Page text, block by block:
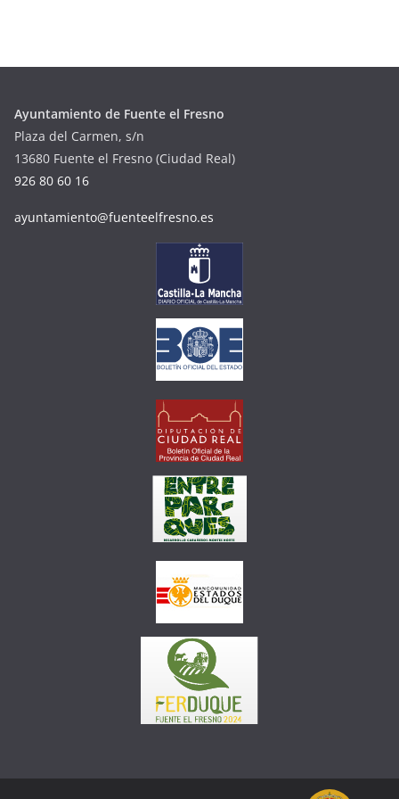
Ayuntamiento de Fuente el Fresno
Plaza del Carmen, s/n
13680 Fuente el Fresno (Ciudad Real)
926 80 60 16
ayuntamiento@fuenteelfresno.es